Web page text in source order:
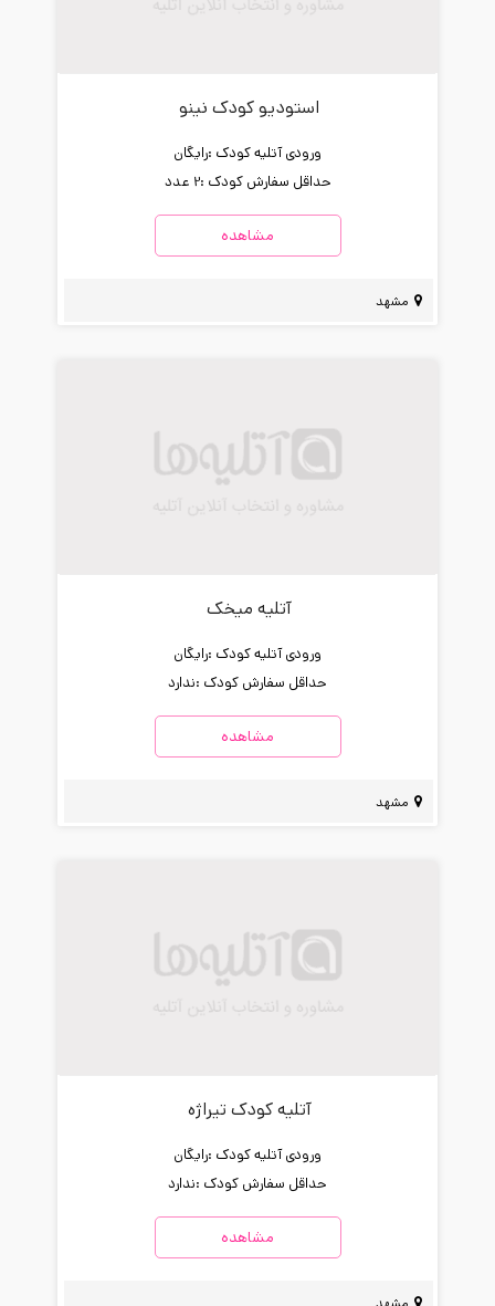
استودیو کودک نینو
ورودی آتلیه کودک :رایگان
حداقل سفارش کودک :2 عدد
مشاهده
مشهد
آتلیه میخک
ورودی آتلیه کودک :رایگان
حداقل سفارش کودک :ندارد
مشاهده
مشهد
آتلیه کودک تیراژه
ورودی آتلیه کودک :رایگان
حداقل سفارش کودک :ندارد
مشاهده